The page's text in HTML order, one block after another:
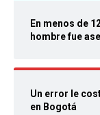
En menos de
hombre fue
Un error le
en Bogotá